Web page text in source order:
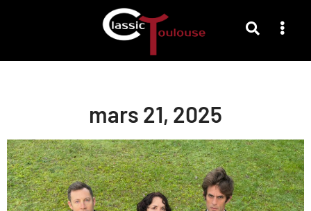
mars 21, 2025